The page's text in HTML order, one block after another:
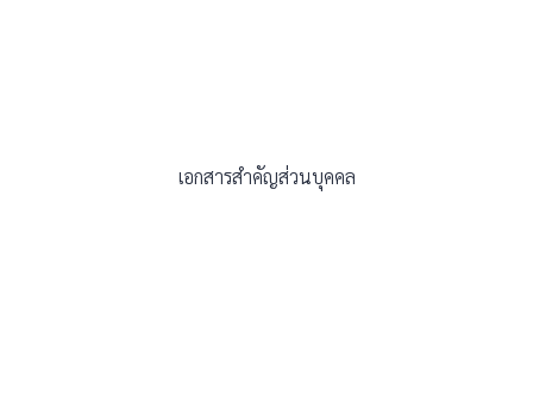
เอกสารสำคัญส่วนบุคคล